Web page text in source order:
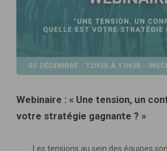
Webinaire : « Une tension, un
votre stratégie gagnante ? »
Les tensions au sein des équipes